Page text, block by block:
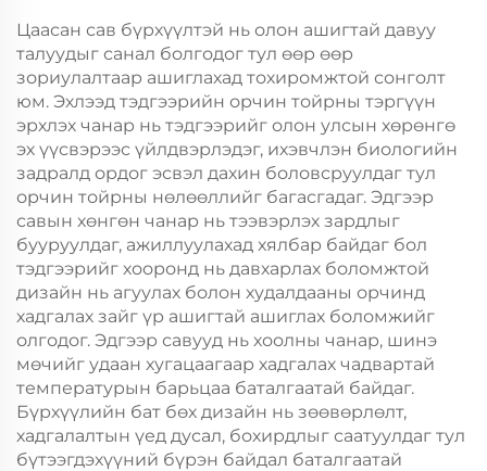
Шиппинг Картон
Шиппинг Картон
Цаасан сав бүрхүүлтэй нь олон ашигтай давуу
талуудыг санал болгодог тул өөр өөр
зориулалтаар ашиглахад тохиромжтой сонголт
юм. Эхлээд тэдгээрийн орчин тойрны тэргүүн
эрхлэх чанар нь тэдгээрийг олон улсын хөрөнгө
эх үүсвэрээс үйлдвэрлэдэг, ихэвчлэн биологийн
задралд ордог эсвэл дахин боловсруулдаг тул
орчин тойрны нөлөөллийг багасгадаг. Эдгээр
савын хөнгөн чанар нь тээвэрлэх зардлыг
бууруулдаг, ажиллуулахад хялбар байдаг бол
тэдгээрийг хооронд нь давхарлах боломжтой
дизайн нь агуулах болон худалдааны орчинд
хадгалах зайг үр ашигтай ашиглах боломжийг
олгодог. Эдгээр савууд нь хоолны чанар, шинэ
мөчийг удаан хугацаагаар хадгалах чадвартай
температурын барьцаа баталгаатай байдаг.
Бүрхүүлийн бат бөх дизайн нь зөөвөрлөлт,
хадгалалтын үед дусал, бохирдлыг саатуулдаг тул
бүтээгдэхүүний бүрэн байдал баталгаатай